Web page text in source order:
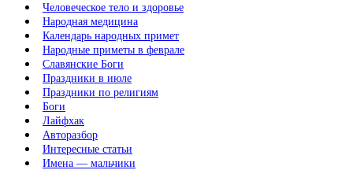
Человеческое тело и здоровье
Народная медицина
Календарь народных примет
Народные приметы в феврале
Славянские Боги
Праздники в июле
Праздники по религиям
Боги
Лайфхак
Авторазбор
Интересные статьи
Имена — мальчики